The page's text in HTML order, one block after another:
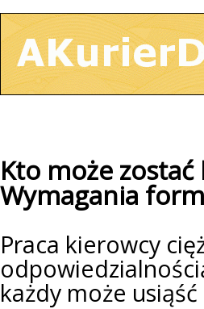
Kto może zostać
Wymagania
Praca kierowcy
każdy może